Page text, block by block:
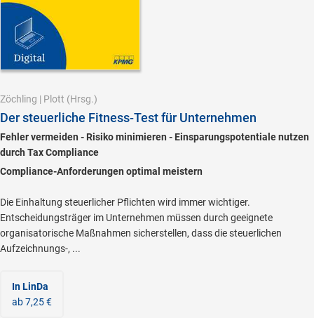
Zöchling | Plott (Hrsg.)
Der steuerliche Fitness-Test für Unternehmen
Fehler vermeiden - Risiko minimieren - Einsparungspotentiale nutzen
durch Tax Compliance
Compliance-Anforderungen optimal meistern
Die Einhaltung steuerlicher Pflichten wird immer wichtiger.
Entscheidungsträger im Unternehmen müssen durch geeignete
organisatorische Maßnahmen sicherstellen, dass die steuerlichen
Aufzeichnungs-, ...
In LinDa
ab 7,25 €